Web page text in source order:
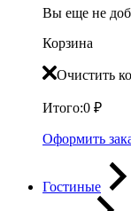
Вы еще не
Корзина
Очистить
Итого:0 ₽
Оформить
Гостиные